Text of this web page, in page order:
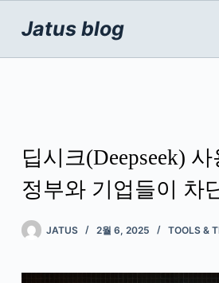
로
Jatus blog
딥시크(Deepseek)
정부와 기업들이 차
JATUS 2월 6, 2025 TOOLS &